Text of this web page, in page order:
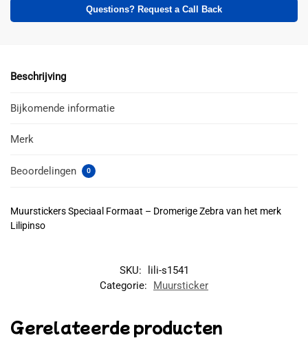
Questions? Request a Call Back
Beschrijving
Bijkomende informatie
Merk
Beoordelingen 0
Muurstickers Speciaal Formaat – Dromerige Zebra van het merk
Lilipinso
SKU:
lili-s1541
Categorie:
Muursticker
Gerelateerde producten